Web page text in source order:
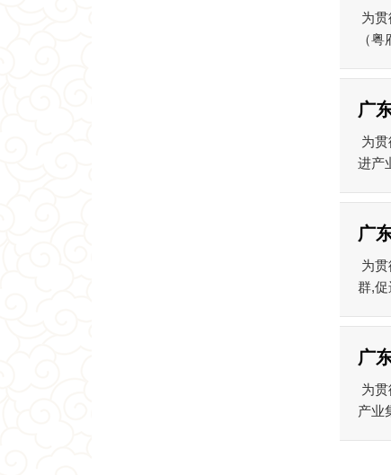
为
（
广
为
进产
广
为
群,
广
为
产业